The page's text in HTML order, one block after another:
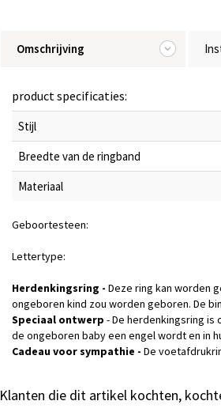
Omschrijving
product specificaties:
Stijl
Breedte van de ringband
Materiaal
Geboortesteen:
Lettertype:
Herdenkingsring - Deze ring kan worden
ongeboren kind zou worden geboren. De
Speciaal ontwerp - De herdenkingsring
de ongeboren baby een engel wordt en in
Cadeau voor sympathie - De
Klanten die dit artikel kochten,